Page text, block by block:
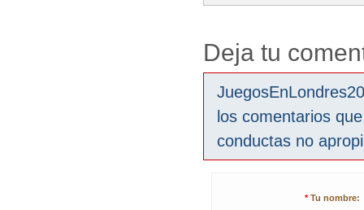
Deja tu
los comentarios
conductas no
* Tu nombre: